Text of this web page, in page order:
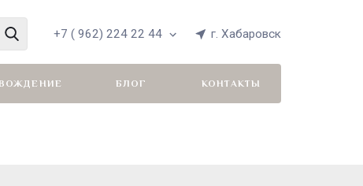
+7 ( 962) 224 22 44 г. Хабаровск
БЛОГ КОНТАКТЫ